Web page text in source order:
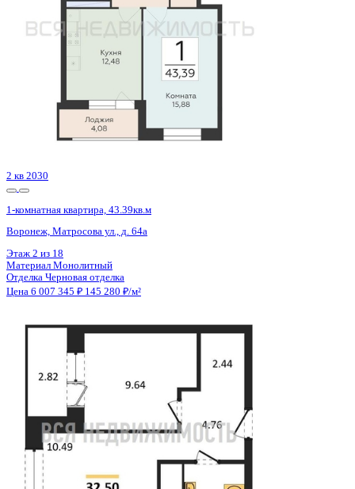
Воронеж, Матросова ул., д. 64а
Цена 6 005 221 ₽ 150 243 ₽/м²
2 кв 2030